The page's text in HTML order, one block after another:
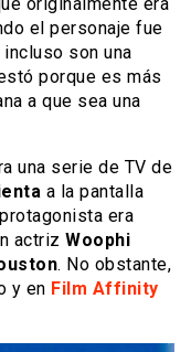
el personaje fue
son una
porque es más
a que sea una
una serie de TV de
a la pantalla
era
actriz Woophi
. No obstante,
y en Film Affinity